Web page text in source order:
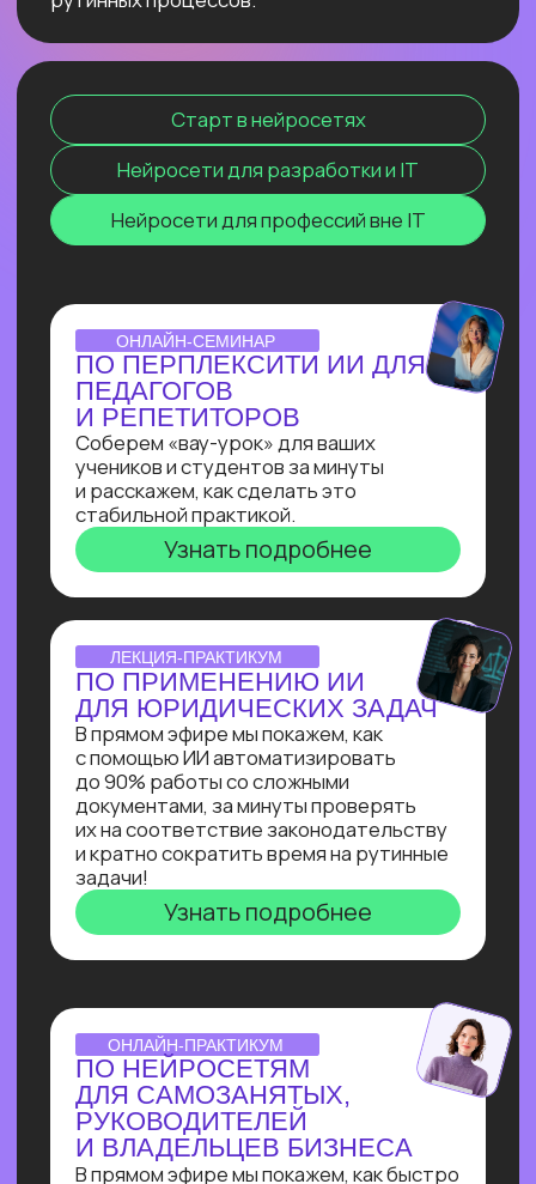
сокращение расходов, ускорение
и прочее. Освоив эту востребованную
профессию сейчас, ты станешь
интеллектуальные продукты, которые
меняют правила игры и приносят
реальную прибыль.
ОТКРЫТЫЙ УРОК
ЗАПУСК НЕЙРОСЕТИ
Покажем, как развернуть модель
deepseek R1 прямо на своём
компьютере и не переживать
о безопасности данных, зависаниях
и плохом интернете
Узнать подробнее
ОNLINE-ПРАКТИКУМ
ПО СОЗДАНИЮ ИИ-
АССИСТЕНТА
В прямом эфире Кирилл Пшинник
сделает реальную задачу промпт-
инженера: создаст
многофункционального ИИ-ассистента
для коммуникации с клиентом на сайте
и сокращения затрат на персонал.
Узнать подробнее
ОNLINE-ИНТЕНСИВ
СОЗДАЕМ ИИ-АССИСТЕНТА
ЗА 3 ДНЯ!
Ты создашь полноценного ИИ-
ассистента, интегрированного
в Telegram, на выбранную тобой тему
без единой строчки кода!
Узнать подробнее
ОТКРЫТАЯ ЛЕКЦИЯ
СВОЙ БИЗНЕС НА ИИ
реальное видение рынка ИИ
от эксперта по нейросетям Зерокодер
Кирилла Пшинника!
Узнать подробнее